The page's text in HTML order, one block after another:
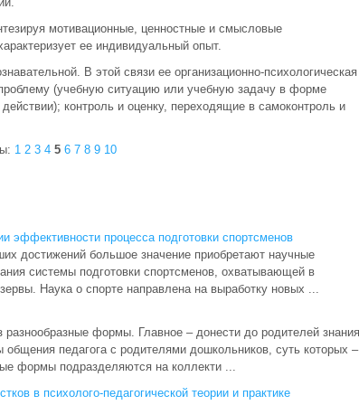
мотивационные, ценностные и смысловые
ее индивидуальный опыт.
В этой связи ее организационно-психологическая
(учебную ситуацию или yчeбнyю зaдaчy в форме
контроль и оценку, переходящие в самоконтроль и
1 2 3 4 5 6 7 8 9 10
эффективности процесса подготовки спортсменов
достижений большое значение приобретают научные
системы подготовки спортсменов, охватывающей в
Наука о спорте направлена на выработку новых ...
формы. Главное – донести до родителей
педагога с родителями дошкольников, суть которых –
формы подразделяются на коллекти ...
в психолого-педагогической теории и практике